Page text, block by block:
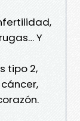
Y
tipo 2,